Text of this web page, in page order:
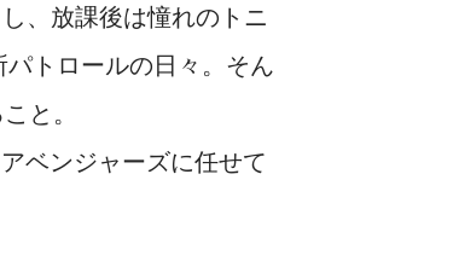
、放課後は憧れのトニ
トロールの日々。そん
と。
ベンジャーズに任せて